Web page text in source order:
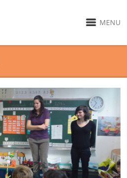
MENU